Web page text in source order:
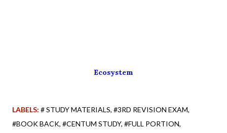
Ecosystem
LABELS: # STUDY MATERIALS #3RD REVISION EXAM
#BOOK BACK #CENTUM STUDY #FULL PORTION